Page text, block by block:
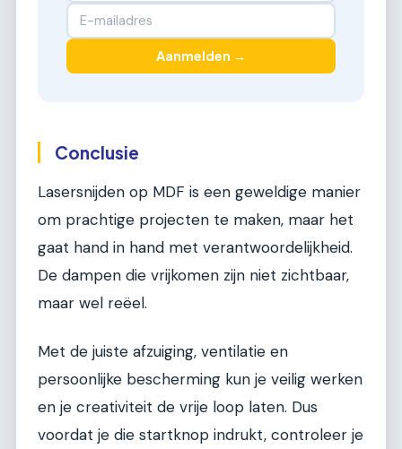
Aanmelden →
Conclusie
Lasersnijden op MDF is een geweldige manier
om prachtige projecten te maken, maar het
gaat hand in hand met verantwoordelijkheid.
De dampen die vrijkomen zijn niet zichtbaar,
maar wel reëel.
Met de juiste afzuiging, ventilatie en
persoonlijke bescherming kun je veilig werken
en je creativiteit de vrije loop laten. Dus
voordat je die startknop indrukt, controleer je